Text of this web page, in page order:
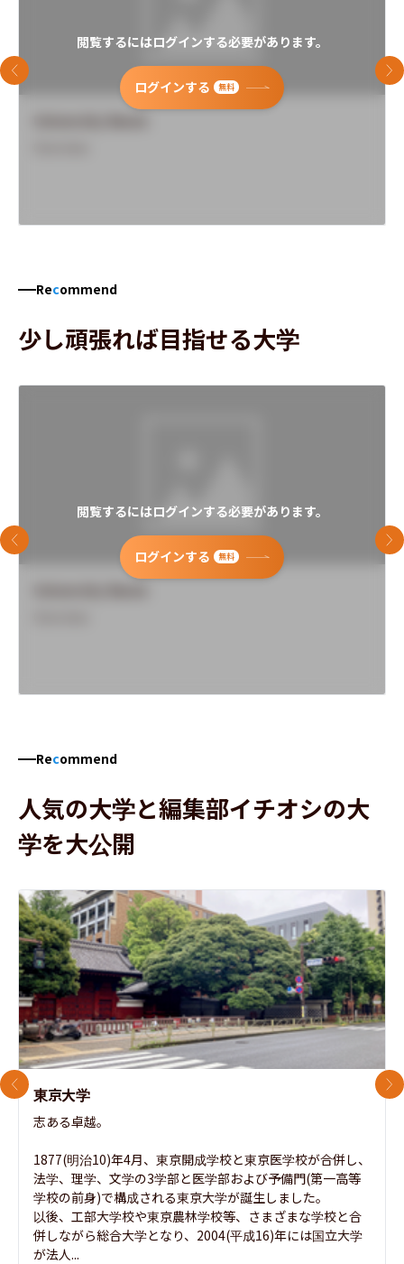
閲覧するにはログインする必要があります。
ログインする 無料
前のスライド 次
Recommend
少し頑張れば目指せる大学
閲覧するにはログインする必要があります。
ログインする 無料
前のスライド 次
Recommend
人気の大学と編集部イチオシの大
学を大公開
東京大学
志ある卓越。
1877(明治10)年4月、東京開成学校と東京医学校が合併し、
法学、理学、文学の3学部と医学部および予備門(第一高等
学校の前身)で構成される東京大学が誕生しました。
以後、工部大学校や東京農林学校等、さまざまな学校と合
併しながら総合大学となり、2004(平成16)年には国立大学
が法人...
前のスライド 次